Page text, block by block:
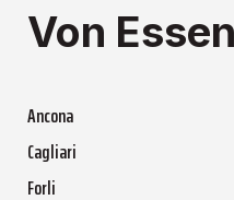
Von
Ancona
Cagliari
Forli